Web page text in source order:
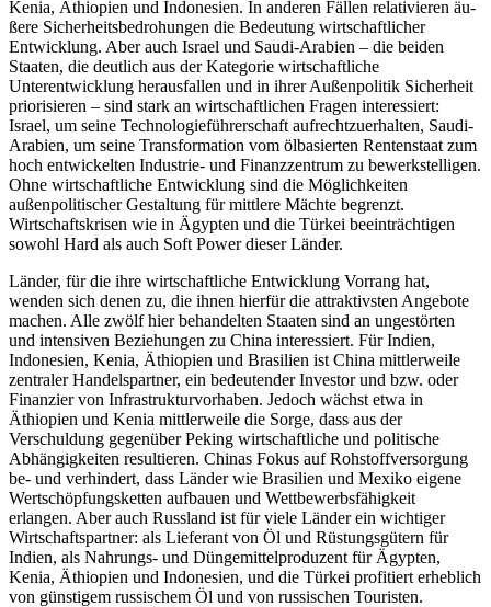
Kenia, Äthiopien und Indonesien. In anderen Fällen relativieren äu­
ßere Sicherheitsbedrohungen die Bedeutung wirt­schaft­licher
Entwicklung. Aber auch Israel und Saudi-Ara­bien – die beiden
Staaten, die deutlich aus der Kate­gorie wirtschaftliche
Unterentwicklung herausfallen und in ihrer Außenpolitik Sicherheit
priorisieren – sind stark an wirtschaftlichen Fragen inter­essiert:
Israel, um seine Technologieführerschaft auf­recht­zuerhalten, Saudi-
Arabien, um seine Trans­formation vom ölbasierten Rentenstaat zum
hoch ent­wickelten Industrie- und Finanzzentrum zu bewerkstelligen.
Ohne wirtschaftliche Entwicklung sind die Möglichkeiten
außenpolitischer Gestaltung für mittlere Mächte begrenzt.
Wirtschaftskrisen wie in Ägypten und die Türkei beeinträchtigen
sowohl Hard als auch Soft Power dieser Länder.
Länder, für die ihre wirtschaftliche Entwicklung Vorrang hat,
wenden sich denen zu, die ihnen hierfür die attraktivsten Angebote
machen. Alle zwölf hier behandelten Staaten sind an ungestörten
und inten­siven Beziehungen zu China interessiert. Für Indien,
Indonesien, Kenia, Äthiopien und Brasilien ist China mittlerweile
zentraler Handelspartner, ein bedeutender Investor und bzw. oder
Finanzier von Infrastrukturvorhaben. Jedoch wächst etwa in
Äthiopien und Kenia mittlerweile die Sorge, dass aus der
Verschuldung gegenüber Peking wirtschaftliche und politische
Abhängigkeiten resultieren. Chinas Fokus auf Roh­stoffversorgung
be- und verhindert, dass Länder wie Brasilien und Mexiko eigene
Wertschöpfungsketten aufbauen und Wettbewerbsfähigkeit
erlangen. Aber auch Russland ist für viele Länder ein wichtiger
Wirt­schaftspartner: als Lieferant von Öl und Rüstungs­gütern für
Indien, als Nahrungs- und Düngemittelproduzent für Ägypten,
Kenia, Äthiopien und Indo­nesien, und die Türkei profitiert erheblich
von gün­stigem russischem Öl und von russischen Touristen.